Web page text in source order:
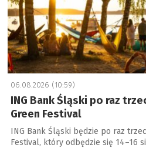
06.08.2026 (10:59)
ING Bank Śląski po raz
Green Festival
ING Bank Śląski będzie po raz
Festival, który odbędzie się 14–16